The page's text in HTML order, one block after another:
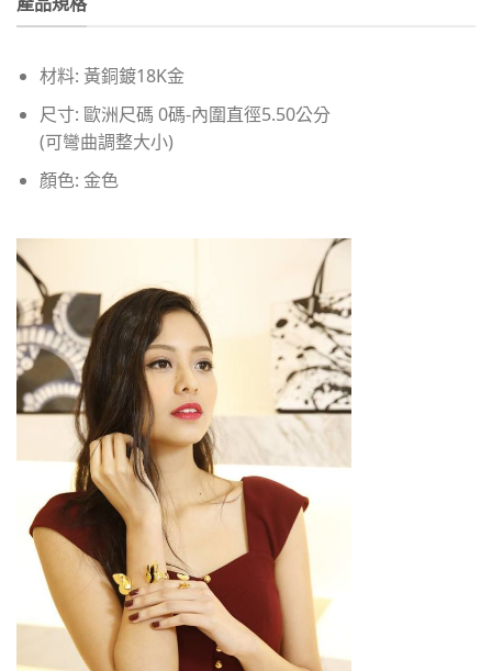
材料: 黃銅鍍18K金
尺寸: 歐洲尺碼 0碼-內圍直徑5.50公分
(可彎曲調整大小)
顏色: 金色